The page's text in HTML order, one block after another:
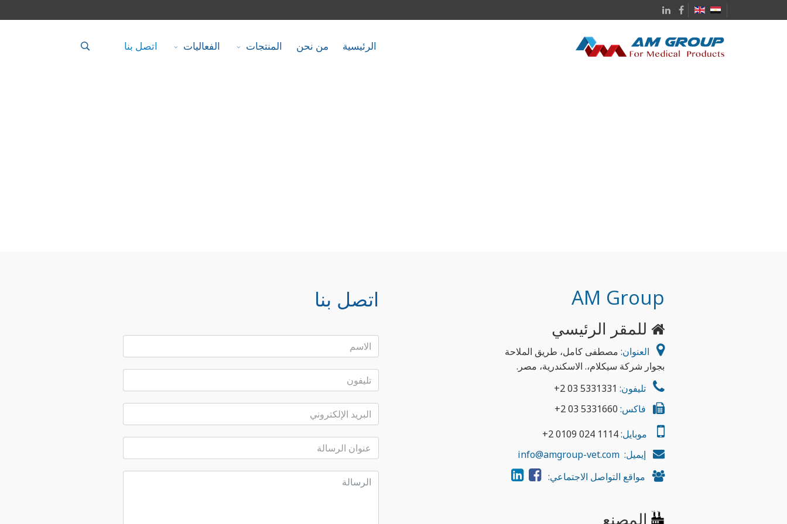
الرئيسية من نحن المنتجات الفعاليات اتصل بنا
AM Group
للمقر الرئيسي
العنوان: مصطفى كامل، طريق الملاحة
بجوار شركة سيكلام،. الاسكندرية، مصر.
تليفون:
فاكس:
موبايل:1114 024 0109 2+
إيميل: info@amgroup-vet.com
مواقع التواصل الاجتماعي:
المصنع
اتصل بنا